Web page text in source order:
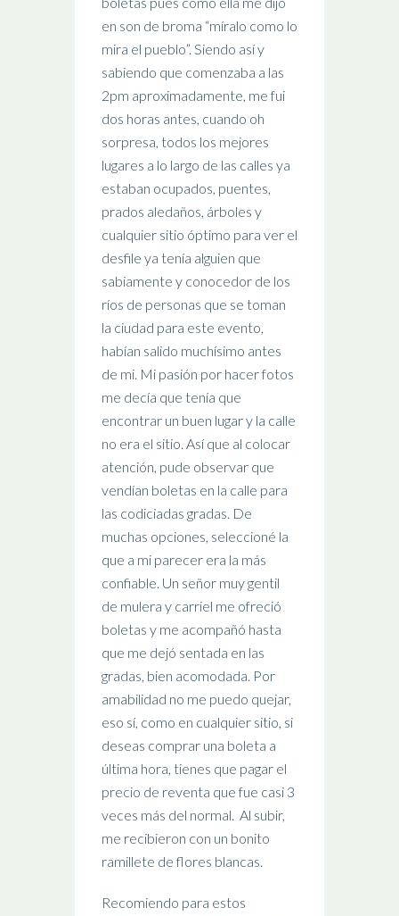
en son de broma “míralo como lo
mira el pueblo”. Siendo así y
sabiendo que comenzaba a las
2pm aproximadamente, me fui
dos horas antes, cuando oh
sorpresa, todos los mejores
lugares a lo largo de las calles ya
estaban ocupados, puentes,
prados aledaños, árboles y
cualquier sitio óptimo para ver el
desfile ya tenía alguien que
sabiamente y conocedor de los
ríos de personas que se toman
la ciudad para este evento,
habían salido muchísimo antes
de mi. Mi pasión por hacer fotos
me decía que tenía que
encontrar un buen lugar y la calle
no era el sitio. Así que al colocar
atención, pude observar que
vendían boletas en la calle para
las codiciadas gradas. De
muchas opciones, seleccioné la
que a mi parecer era la más
confiable. Un señor muy gentil
de mulera y carriel me ofreció
boletas y me acompañó hasta
que me dejó sentada en las
gradas, bien acomodada. Por
amabilidad no me puedo quejar,
eso sí, como en cualquier sitio, si
deseas comprar una boleta a
última hora, tienes que pagar el
precio de reventa que fue casi 3
veces más del normal. Al subir,
me recibieron con un bonito
ramillete de flores blancas.
Recomiendo para estos